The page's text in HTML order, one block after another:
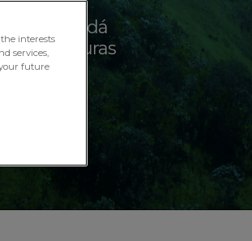
dá
das futuras
interests
services,
future